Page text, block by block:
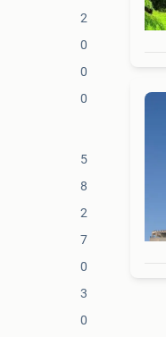
2
0
0
0
5
8
2
7
0
3
0